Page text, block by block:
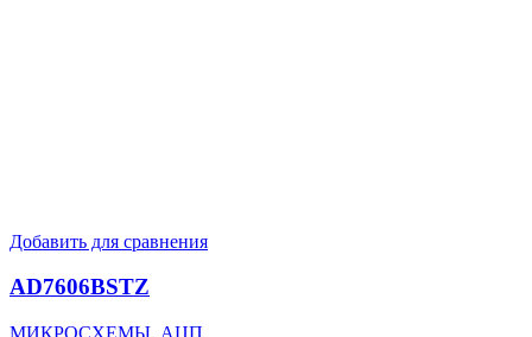
Добавить для сравнения
AD7606BSTZ